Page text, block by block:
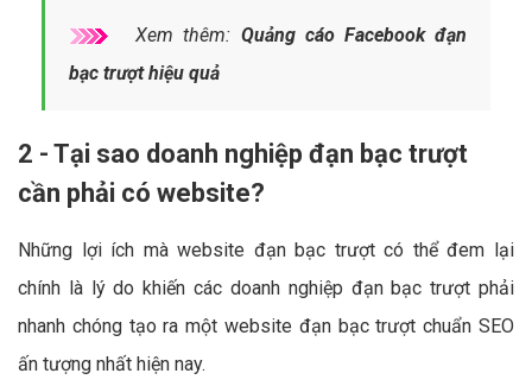
Xem thêm: Quảng cáo Facebook đạn
bạc trượt hiệu quả
2 - Tại sao doanh nghiệp đạn bạc trượt
cần phải có website?
Những lợi ích mà website đạn bạc trượt có thể đem lại
chính là lý do khiến các doanh nghiệp đạn bạc trượt phải
nhanh chóng tạo ra một website đạn bạc trượt chuẩn SEO
ấn tượng nhất hiện nay.